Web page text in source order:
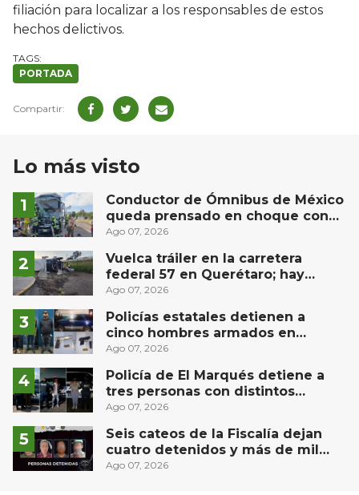
filiación para localizar a los responsables de estos
hechos delictivos.
PORTADA
Lo más visto
Conductor de Ómnibus de México
queda prensado en choque con
materialista en San Juan del Río
Ago 07, 2026
Vuelca tráiler en la carretera
federal 57 en Querétaro; hay
derrame de combustible
Ago 07, 2026
Policías estatales detienen a
cinco hombres armados en
Puebla capital
Ago 07, 2026
Policía de El Marqués detiene a
tres personas con distintos
narcóticos
Ago 07, 2026
Seis cateos de la Fiscalía dejan
cuatro detenidos y más de mil
dosis aseguradas en Querétaro
Ago 07, 2026